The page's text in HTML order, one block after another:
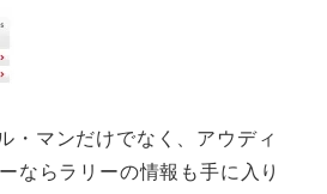
・マンだけでなく、アウディ
ならラリーの情報も手に入り